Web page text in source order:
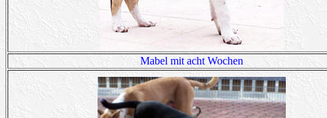
Mabel mit acht Wochen